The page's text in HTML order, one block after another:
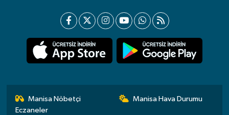
Manisa Nöbetçi
Eczaneler
Manisa Hava Durumu